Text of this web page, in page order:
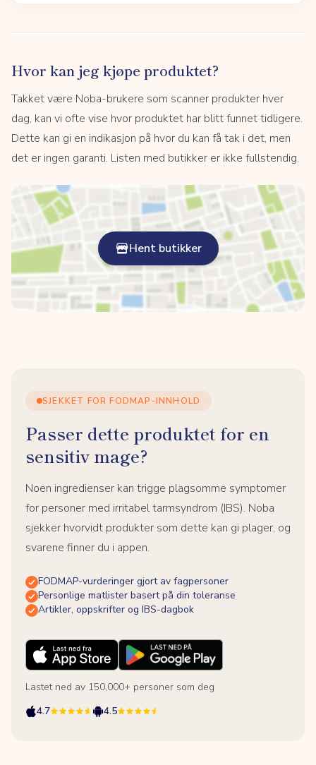
Hvor kan jeg kjøpe produktet?
Takket være Noba-brukere som scanner produkter hver
dag, kan vi ofte vise hvor produktet har blitt funnet tidligere.
Dette kan gi en indikasjon på hvor du kan få tak i det, men
det er ingen garanti. Listen med butikker er ikke fullstendig.
Hent butikker
SJEKKET FOR FODMAP-INNHOLD
Passer dette produktet for en
sensitiv mage?
Noen ingredienser kan trigge plagsomme symptomer
for personer med irritabel tarmsyndrom (IBS). Noba
sjekker hvorvidt produkter som dette kan gi plager, og
svarene finner du i appen.
FODMAP-vurderinger gjort av fagpersoner
Personlige matlister basert på din toleranse
Artikler, oppskrifter og IBS-dagbok
Lastet ned av 150,000+ personer som deg
4.7
4.5